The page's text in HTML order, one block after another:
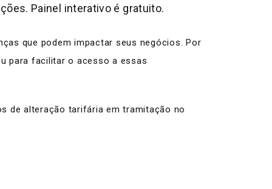
Painel interativo é gratuito.
que podem impactar seus negócios. Por
para facilitar o acesso a essas
de alteração tarifária em tramitação no